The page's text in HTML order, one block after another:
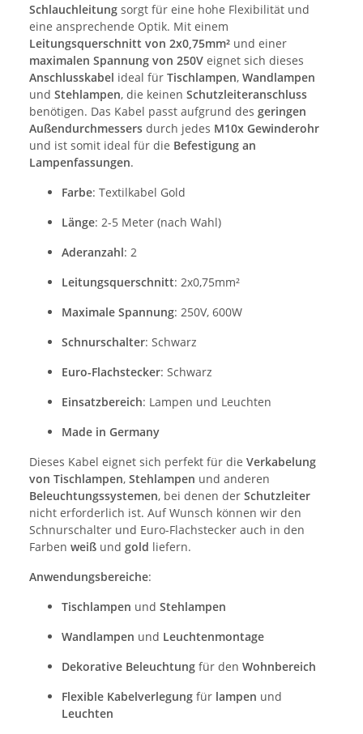
Schlauchleitung sorgt für eine hohe Flexibilität und
eine ansprechende Optik. Mit einem
Leitungsquerschnitt von 2x0,75mm² und einer
maximalen Spannung von 250V eignet sich dieses
Anschlusskabel ideal für Tischlampen, Wandlampen
und Stehlampen, die keinen Schutzleiteranschluss
benötigen. Das Kabel passt aufgrund des geringen
Außendurchmessers durch jedes M10x Gewinderohr
und ist somit ideal für die Befestigung an
Lampenfassungen.
Farbe: Textilkabel Gold
Länge: 2-5 Meter (nach Wahl)
Aderanzahl: 2
Leitungsquerschnitt: 2x0,75mm²
Maximale Spannung: 250V, 600W
Schnurschalter: Schwarz
Euro-Flachstecker: Schwarz
Einsatzbereich: Lampen und Leuchten
Made in Germany
Dieses Kabel eignet sich perfekt für die Verkabelung
von Tischlampen, Stehlampen und anderen
Beleuchtungssystemen, bei denen der Schutzleiter
nicht erforderlich ist. Auf Wunsch können wir den
Schnurschalter und Euro-Flachstecker auch in den
Farben weiß und gold liefern.
Anwendungsbereiche:
Tischlampen und Stehlampen
Wandlampen und Leuchtenmontage
Dekorative Beleuchtung für den Wohnbereich
Flexible Kabelverlegung für lampen und
Leuchten